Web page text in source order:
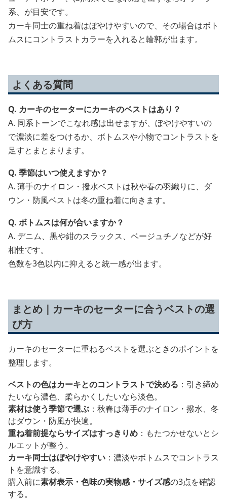
系、が目安です。
カーキ同士の重ね着はぼやけやすいので、その場合はボト
ムスにコントラストカラーを入れると輪郭が出ます。
よくある質問
Q. カーキのセーターにカーキのベストはあり？
A. 同系トーンでこなれ感は出せますが、ぼやけやすいの
で濃淡に差をつけるか、ボトムスや小物でコントラストを
足すとまとまります。
Q. 季節はいつ使えますか？
A. 薄手のナイロン・撥水ベストは秋や春の羽織りに、ダ
ウン・防風ベストは冬の重ね着に向きます。
Q. ボトムスは何が合いますか？
A. デニム、黒や紺のスラックス、ベージュチノなどが好
相性です。
色数を3色以内に抑えると統一感が出ます。
まとめ｜カーキのセーターに合うベストの選
び方
カーキのセーターに重ねるベストを選ぶときのポイントを
整理します。
ベストの色はカーキとのコントラストで決める ：引き締め
たいなら濃色、柔らかくしたいなら淡色。
素材は使う季節で選ぶ ：秋春は薄手のナイロン・撥水、冬
はダウン・防風が快適。
重ね着前提ならサイズはすっきりめ ：もたつかせないとシ
ルエットが整う。
カーキ同士はぼやけやすい ：濃淡やボトムスでコントラス
トを意識する。
購入前に素材表示・色味の実物感・サイズ感の3点を確認
する。